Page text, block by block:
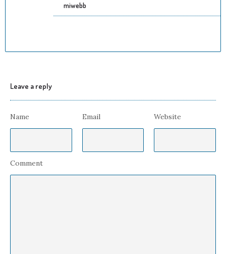
miwebb
Leave a reply
Name Email Website
Comment